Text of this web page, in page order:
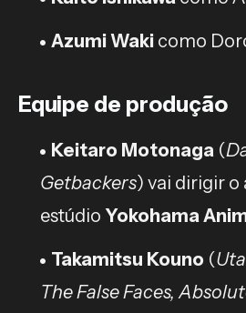
Azumi Waki como
Equipe de produção
Keitaro Motonaga (
Getbackers) vai dirigir o
estúdio Yokohama
Takamitsu Kouno (
The False Faces,